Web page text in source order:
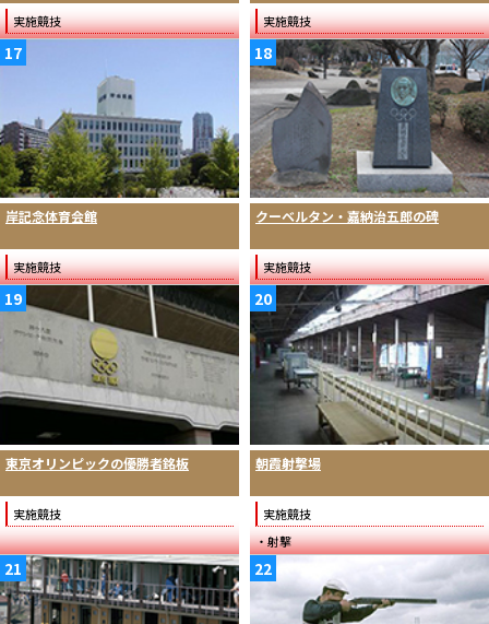
実施競技 実施競技
17
岸記念体育会館
実施競技
18
クーベルタン・嘉納治五郎の碑
実施競技
19
東京オリンピックの優勝者銘板
実施競技
20
朝霞射撃場
実施競技
・射撃
21 22